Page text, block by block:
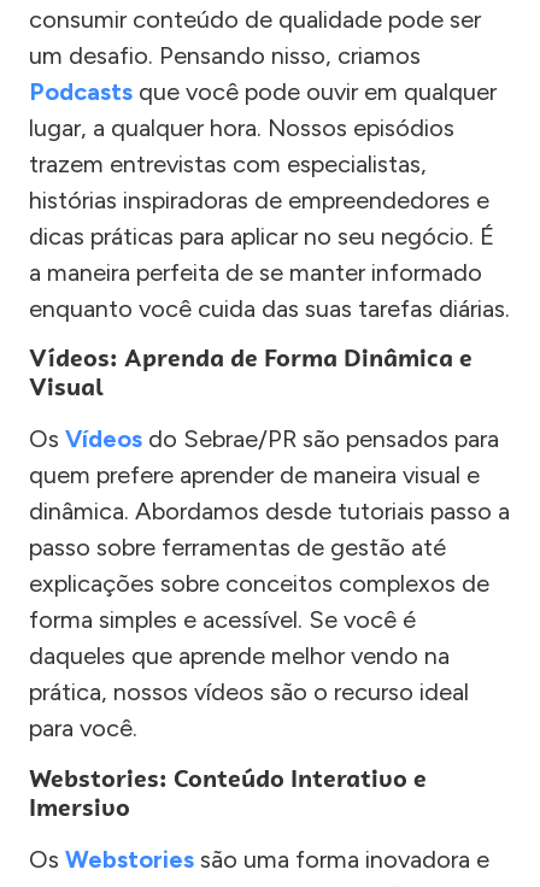
consumir conteúdo de qualidade pode ser
um desafio. Pensando nisso, criamos
Podcasts que você pode ouvir em qualquer
lugar, a qualquer hora. Nossos episódios
trazem entrevistas com especialistas,
histórias inspiradoras de empreendedores e
dicas práticas para aplicar no seu negócio. É
a maneira perfeita de se manter informado
enquanto você cuida das suas tarefas diárias.
Vídeos: Aprenda de Forma Dinâmica e
Visual
Os Vídeos do Sebrae/PR são pensados para
quem prefere aprender de maneira visual e
dinâmica. Abordamos desde tutoriais passo a
passo sobre ferramentas de gestão até
explicações sobre conceitos complexos de
forma simples e acessível. Se você é
daqueles que aprende melhor vendo na
prática, nossos vídeos são o recurso ideal
para você.
Webstories: Conteúdo Interativo e
Imersivo
Os Webstories são uma forma inovadora e